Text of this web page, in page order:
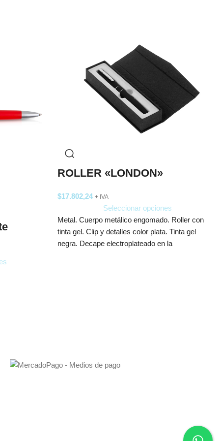
ROLLER «LONDON»
$17.802,24 + IVA
Seleccionar opciones
Metal. Cuerpo metálico engomado. Roller con
tinta gel. Clip y detalles color plata. Tinta gel
negra. Decape electroplateado en la